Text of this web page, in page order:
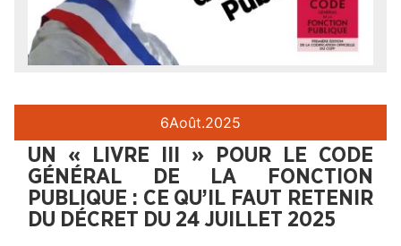
6Août.2025
UN « LIVRE III » POUR LE CODE
GÉNÉRAL DE LA FONCTION
PUBLIQUE : CE QU’IL FAUT RETENIR
DU DÉCRET DU 24 JUILLET 2025